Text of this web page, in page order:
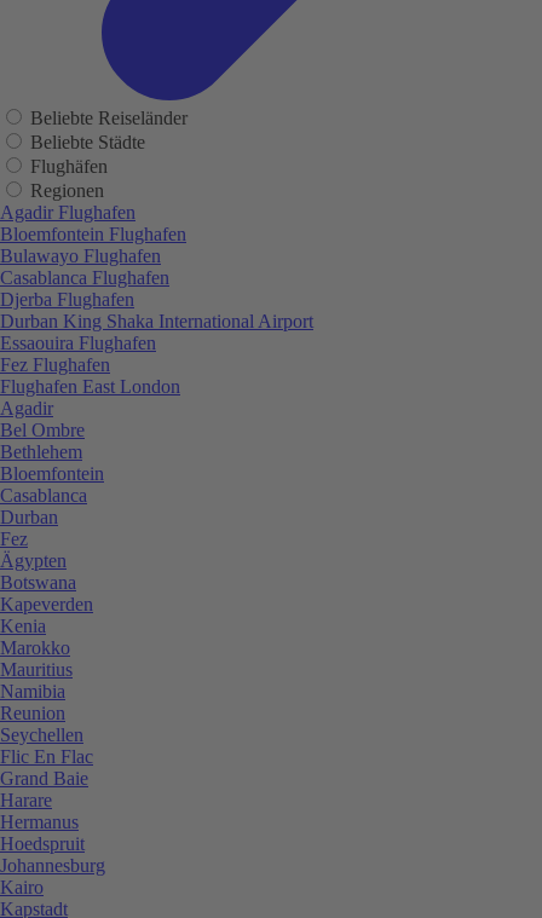
Beliebte Reiseländer
Beliebte Städte
Flughäfen
Regionen
Agadir Flughafen
Bloemfontein Flughafen
Bulawayo Flughafen
Casablanca Flughafen
Djerba Flughafen
Durban King Shaka International Airport
Essaouira Flughafen
Fez Flughafen
Flughafen East London
Agadir
Bel Ombre
Bethlehem
Bloemfontein
Casablanca
Durban
Fez
Ägypten
Botswana
Kapeverden
Kenia
Marokko
Mauritius
Namibia
Reunion
Seychellen
Flic En Flac
Grand Baie
Harare
Hermanus
Hoedspruit
Johannesburg
Kairo
Kapstadt